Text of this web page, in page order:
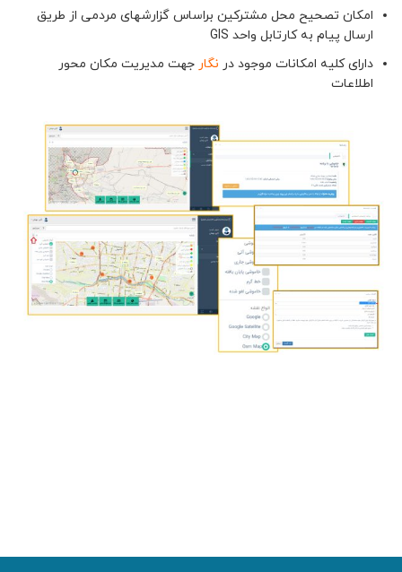
امکان تصحیح محل مشترکین براساس گزارشهای مردمی از طریق
ارسال پیام به کارتابل واحد GIS
دارای کلیه امکانات موجود در نگار جهت مدیریت مکان محور
اطلاعات